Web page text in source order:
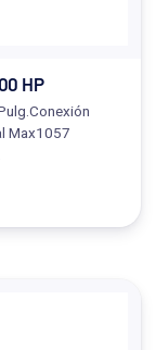
HP
Max1057